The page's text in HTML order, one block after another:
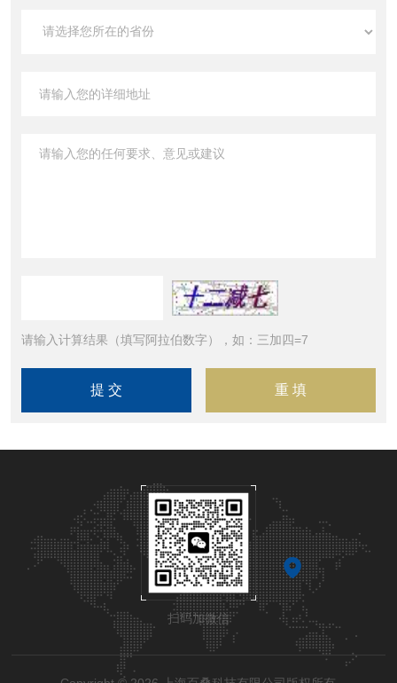
请输入计算结果（填写阿拉伯数字），如：三加四=7
扫码加微信